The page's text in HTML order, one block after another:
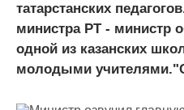
татарстанских
министра РТ - министр
одной из казанских
молодыми